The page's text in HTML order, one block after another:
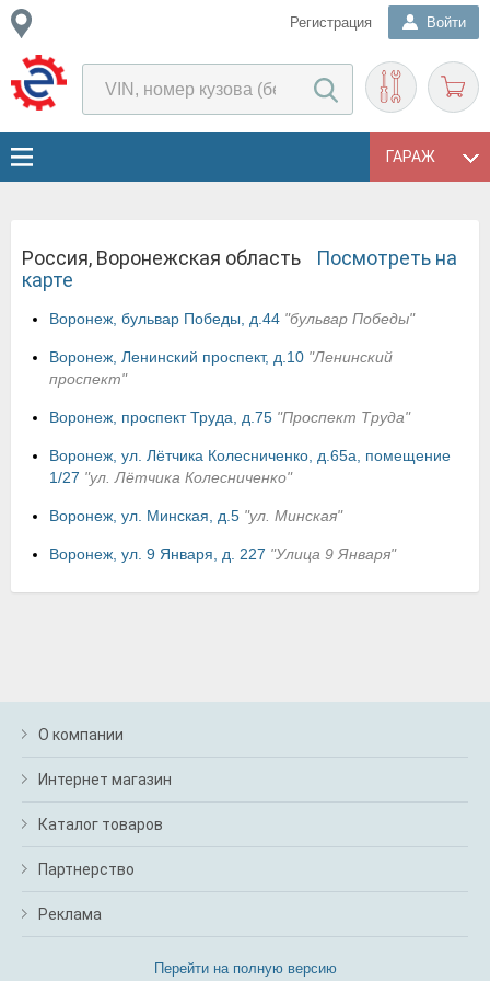
Регистрация Войти
ГАРАЖ
Россия, Воронежская область
Посмотреть на
карте
Воронеж, бульвар Победы, д.44 "бульвар Победы"
Воронеж, Ленинский проспект, д.10 "Ленинский
проспект"
Воронеж, проспект Труда, д.75 "Проспект Труда"
Воронеж, ул. Лётчика Колесниченко, д.65а, помещение
1/27 "ул. Лётчика Колесниченко"
Воронеж, ул. Минская, д.5 "ул. Минская"
Воронеж, ул. 9 Января, д. 227 "Улица 9 Января"
О компании
Интернет магазин
Каталог товаров
Партнерство
Реклама
Перейти на полную версию